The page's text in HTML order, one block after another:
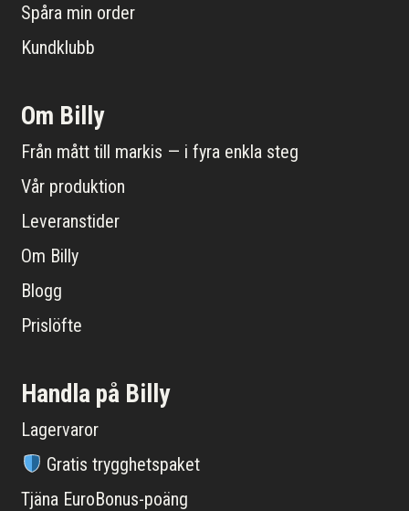
Spåra min order
Kundklubb
Om Billy
Från mått till markis — i fyra enkla steg
Vår produktion
Leveranstider
Om Billy
Blogg
Prislöfte
Handla på Billy
Lagervaror
Gratis trygghetspaket
Tjäna EuroBonus-poäng